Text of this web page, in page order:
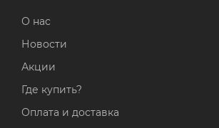
О нас
Новости
Акции
Где купить?
Оплата и доставка